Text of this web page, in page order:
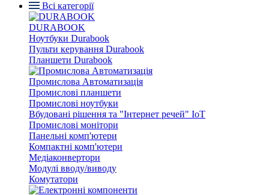
Всі категорії
DURABOOK
Ноутбуки Durabook
Пульти керування Durabook
Планшети Durabook
Промислова Автоматизація
Промислові планшети
Промислові ноутбуки
Вбудовані рішення та "Інтернет речей" IoT
Промислові монітори
Панельні комп'ютери
Компактні комп'ютери
Медіаконвертори
Модулі вводу/виводу
Комутатори